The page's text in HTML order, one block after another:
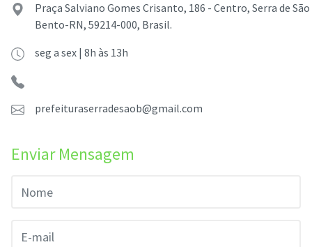
Praça Salviano Gomes Crisanto, 186 - Centro, Serra de São
Bento-RN, 59214-000, Brasil.
seg a sex | 8h às 13h
prefeituraserradesaob@gmail.com
Enviar Mensagem